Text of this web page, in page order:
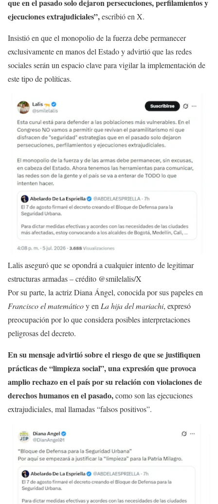
que en el pasado solo dejaron persecuciones, perfilamientos y
ejecuciones extrajudiciales”,escribió en X.
Insistió en que el monopolio de la fuerza debe permanecer
exclusivamente en manos del Estado y advirtió que las redes
sociales serán un espacio clave para vigilar la implementación de
este tipo de políticas.
Lalis aseguró que se opondrá a cualquier intento de legitimar
estructuras armadas – crédito @smilelalis/X
Por su parte, la actriz Diana Ángel, conocida por sus papeles en
Francisco el matemáticoy en La hija del mariachi, expresó
preocupación por lo que considera posibles interpretaciones
peligrosas del decreto.
En su mensaje advirtió sobre el riesgo de que se justifiquen
prácticas de “limpieza social”, una expresión que provoca
amplio rechazo en el país por su relación con violaciones de
derechos humanos en el pasado,como son las ejecuciones
extrajudiciales, mal llamadas “falsos positivos”.